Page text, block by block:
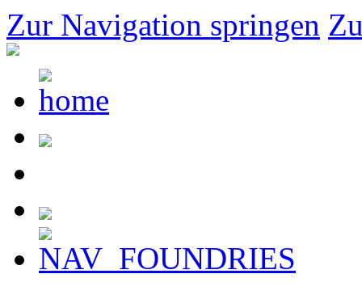
Zur Navigation springen